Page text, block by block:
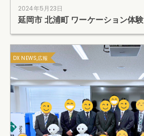
2024年5月23日
延岡市 北浦町 ワーケーション体験
DX NEWS,広報